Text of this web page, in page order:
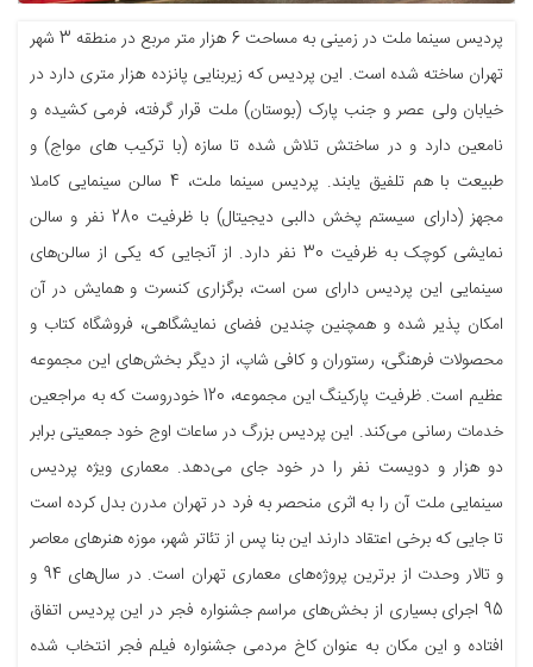
پردیس سینما ملت در زمینی به مساحت 6 هزار متر مربع در منطقه 3 شهر
تهران ساخته شده است. این پردیس که زیربنایی پانزده هزار متری دارد در
خیابان ولی عصر و جنب پارک (بوستان) ملت قرار گرفته، فرمی کشیده و
نامعین دارد و در ساختش تلاش شده تا سازه (با ترکیب های مواج) و
طبیعت با هم تلفیق یابند. پردیس سینما ملت، 4 سالن سینمایی کاملا
مجهز (دارای سیستم پخش دالبی دیجیتال) با ظرفیت 280 نفر و سالن
نمایشی کوچک به ظرفیت 30 نفر دارد. از آنجایی که یکی از سالن‌های
سینمایی این پردیس دارای سن است، برگزاری کنسرت و همایش در آن
امکان پذیر شده و همچنین چندین فضای نمایشگاهی، فروشگاه کتاب و
محصولات فرهنگی، رستوران و کافی شاپ، از دیگر بخش‌های این مجموعه
عظیم است. ظرفیت پارکینگ این مجموعه، 120 خودروست که به مراجعین
خدمات رسانی می‌کند. این پردیس بزرگ در ساعات اوج خود جمعیتی برابر
دو هزار و دویست نفر را در خود جای می‌دهد. معماری ویژه پردیس
سینمایی ملت آن را به اثری منحصر به فرد در تهران مدرن بدل کرده است
تا جایی که برخی اعتقاد دارند این بنا پس از تئاتر شهر، موزه هنرهای معاصر
و تالار وحدت از برترین پروژه‌های معماری تهران است. در سال‌های 94 و
95 اجرای بسیاری از بخش‌های مراسم جشنواره فجر در این پردیس اتفاق
افتاده و این مکان به عنوان کاخ مردمی جشنواره فیلم فجر انتخاب شده